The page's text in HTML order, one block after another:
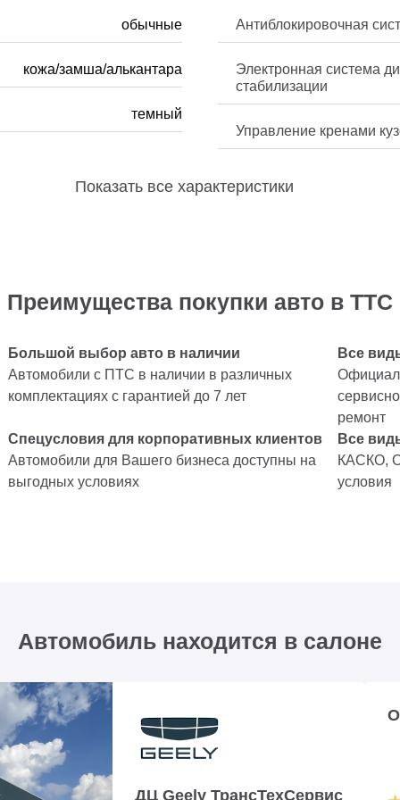
обычные
кожа/замша/алькантара
темный
Антиблокировочная
Электронная система
стабилизации
Управление кренами
Показать все характеристики
Преимущества покупки авто в ТТС
Большой выбор авто в наличии
Автомобили с ПТС в наличии в различных
комплектациях с гарантией до 7 лет
Все
ремонт
Спецусловия для корпоративных клиентов
Автомобили для Вашего бизнеса доступны на
выгодных условиях
Все
КАСКО,
условия
Автомобиль находится в салоне
ДЦ Geely ТрансТехСервис